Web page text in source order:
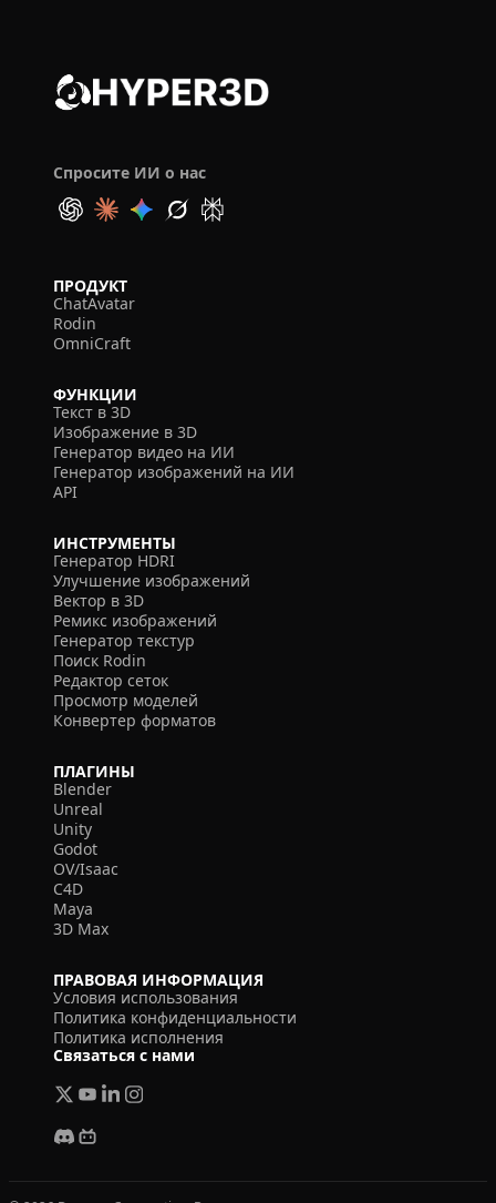
Спросите ИИ о нас
ПРОДУКТ
ChatAvatar
Rodin
OmniCraft
ФУНКЦИИ
Текст в 3D
Изображение в 3D
Генератор видео на ИИ
Генератор изображений на ИИ
API
ИНСТРУМЕНТЫ
Генератор HDRI
Улучшение изображений
Вектор в 3D
Ремикс изображений
Генератор текстур
Поиск Rodin
Редактор сеток
Просмотр моделей
Конвертер форматов
ПЛАГИНЫ
Blender
Unreal
Unity
Godot
OV/Isaac
C4D
Maya
3D Max
ПРАВОВАЯ ИНФОРМАЦИЯ
Условия использования
Политика конфиденциальности
Политика исполнения
Связаться с нами